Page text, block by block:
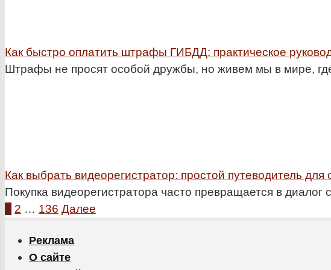
Как быстро оплатить штрафы ГИБДД: практическое
Штрафы не просят особой дружбы, но живем мы в мире,
Как выбрать видеорегистратор: простой путеводитель
Покупка видеорегистратора часто превращается в
Пагинация
1 2 … 136 Далее
Реклама
О сайте